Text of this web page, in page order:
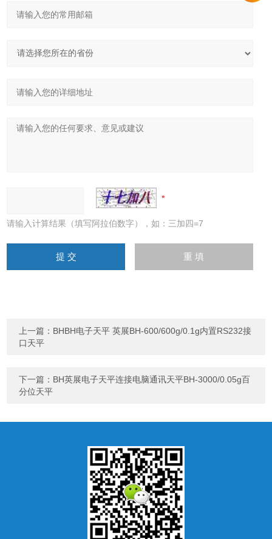
请输入计算结果（填写阿拉伯数字），如：三加四=7
上一篇： BHBH电子天平 英展BH-600/600g/0.1g内置RS232接
口天平
下一篇： BH英展电子天平连接电脑通讯天平BH-3000/0.05g百
分位天平